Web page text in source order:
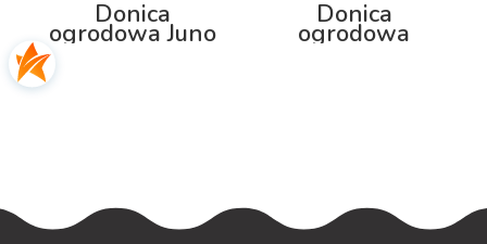
Donica
ogrodowa Juno
podświetleniem
Donica
ogrodowa
Neptun 150cm z